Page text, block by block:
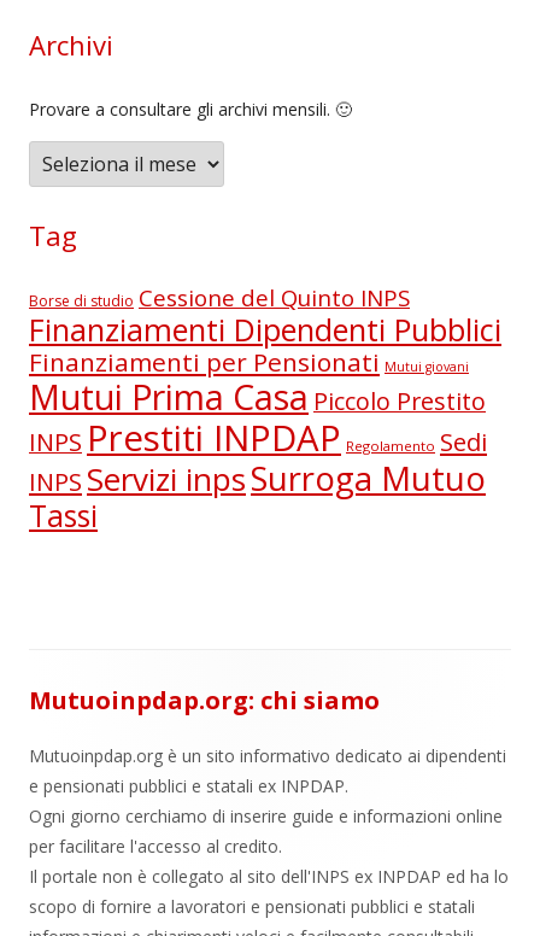
Archivi
Provare a consultare gli archivi mensili. 🙂
r
h
v
Tag
Borse di studio Cessione del Quinto INPS
Finanziamenti Dipendenti Pubblici
Finanziamenti per Pensionati Mutui giovani
Mutui Prima Casa Piccolo Prestito
INPS Prestiti INPDAP Regolamento Sedi
INPS Servizi inpsSurroga Mutuo
Tassi
Mutuoinpdap.org: chi siamo
Mutuoinpdap.org è un sito informativo dedicato ai dipendenti
e pensionati pubblici e statali ex INPDAP.
Ogni giorno cerchiamo di inserire guide e informazioni online
per facilitare l'accesso al credito.
Il portale non è collegato al sito dell'INPS ex INPDAP ed ha lo
scopo di fornire a lavoratori e pensionati pubblici e statali